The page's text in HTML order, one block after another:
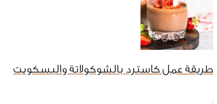
طريقة عمل كاسترد بالشوكولاتة والبسكويت